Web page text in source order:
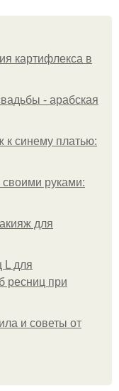
картифлекса в
- арабская
к синему платью:
руками:
для
L для
ресниц при
и советы от